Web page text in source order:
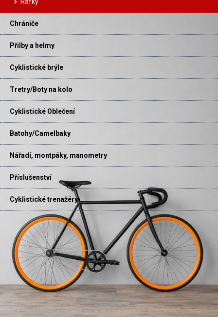
Chrániče
Přilby a helmy
Cyklistické brýle
Tretry/Boty na kolo
Cyklistické Oblečení
Batohy/Camelbaky
Nářadí, montpáky, manometry
Příslušenství
Cyklistické trenažéry